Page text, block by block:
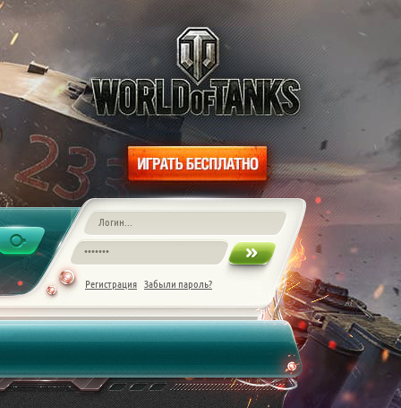
Регистрация Забыли пароль?